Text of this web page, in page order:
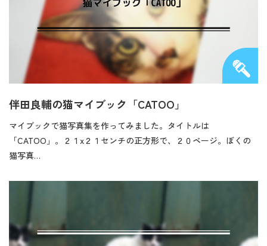
伴田良輔の猫マイブック「CATOO」
マイブックで猫写真集を作ってみました。タイトルは
「CATOO」。２１x２１センチの正方形で、２０ページ。ぼくの
猫写真…